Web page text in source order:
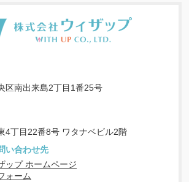
区南出来島2丁目1番25号
4丁目22番8号 ワタナベビル2階
い合わせ先
ップ ホームページ
ォーム